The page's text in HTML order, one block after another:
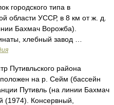
типа в
области УССР, в 8 км от ж. д.
Бахмач Ворожба).
хлебный завод …
района
на р. Сейм (бассейн
Путивль (на линии Бахмач
(1974). Консервный,